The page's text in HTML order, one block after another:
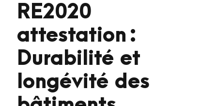
RE2020
attestation :
Durabilité et
longévité des